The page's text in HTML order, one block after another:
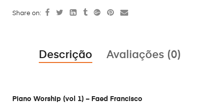
Share on:
Descrição Avaliações (0)
Piano Worship (vol 1) – Faed Francisco